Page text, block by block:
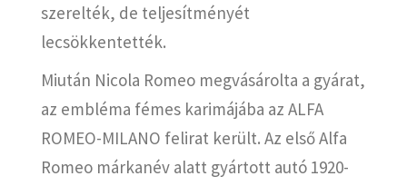
szerelték, de teljesítményét
lecsökkentették.
Miután Nicola Romeo megvásárolta a gyárat,
az embléma fémes karimájába az ALFA
ROMEO-MILANO felirat került. Az első Alfa
Romeo márkanév alatt gyártott autó 1920-